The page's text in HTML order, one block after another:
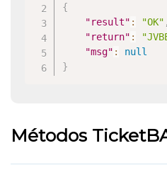
{
"result" : "OK" ,
"return" :
"msg" :
null
}
Métodos